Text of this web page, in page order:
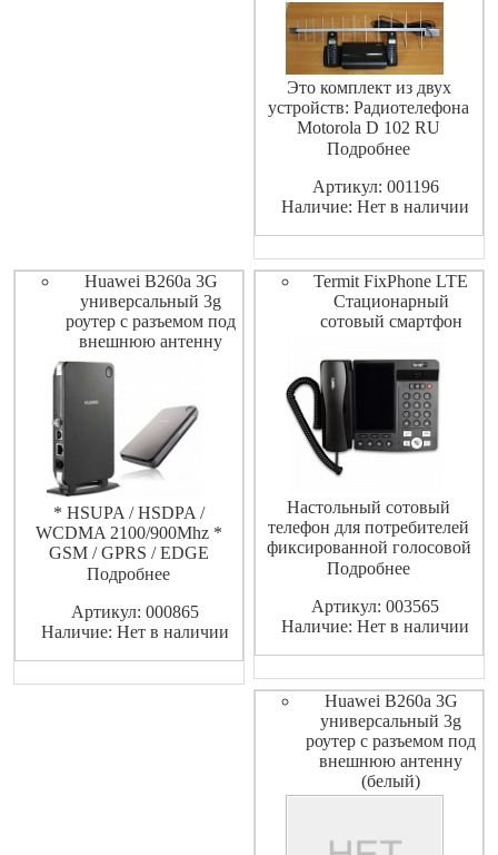
Это комплект из двух
устройств: Радиотелефона
Motorola D 102 RU
(двухтрубочный) и GSM
позволяет обеспечить
устойчивую связь в любом
плюсами беспроводных
DECT телефонов . С антен
Подробнее
Артикул: 001196
Наличие: Нет в наличии
Huawei B260a 3G
универсальный 3g
роутер с разъемом под
внешнюю антенну
* HSUPA / HSDPA /
WCDMA 2100/900Mhz *
GSM / GPRS / EDGE
1900/1800/900/850Mhz *
с HSDPA, 384kbit / с
WCDMA * Встроенный в
Подробнее
Артикул: 000865
Наличие: Нет в наличии
Termit FixPhone LTE
Стационарный
сотовый смартфон
Настольный сотовый
телефон для потребителей
фиксированной голосовой
связи и доступа в интернет, в
линии связи использовать
невозможно или
настольный смартфон с
двумя интерфейсами управл
Подробнее
Артикул: 003565
Наличие: Нет в наличии
Huawei B260a 3G
универсальный 3g
роутер с разъемом под
внешнюю антенну
(белый)